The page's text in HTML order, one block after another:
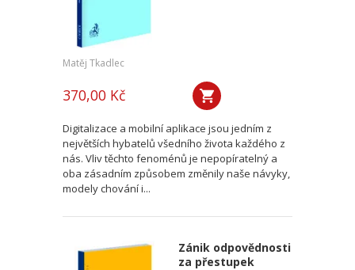
Matěj Tkadlec
370,00 Kč
Digitalizace a mobilní aplikace jsou jedním z
největších hybatelů všedního života každého z
nás. Vliv těchto fenoménů je nepopíratelný a
oba zásadním způsobem změnily naše návyky,
modely chování i...
Zánik odpovědnosti
za přestupek